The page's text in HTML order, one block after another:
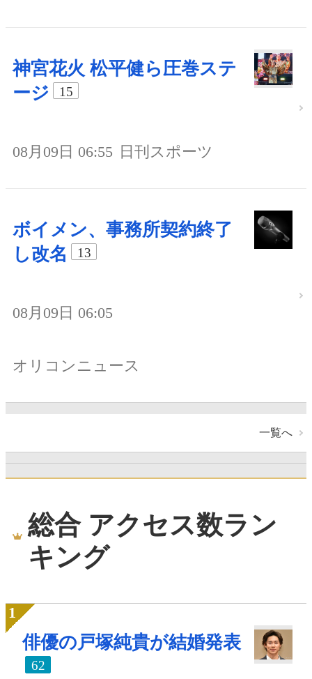
神宮花火 松平健ら圧巻ステ
ージ
15
08月09日 06:55 日刊スポーツ
ボイメン、事務所契約終了
し改名
13
08月09日 06:05
オリコンニュース
一覧へ
総合 アクセス数ラン
キング
俳優の戸塚純貴が結婚発表
62